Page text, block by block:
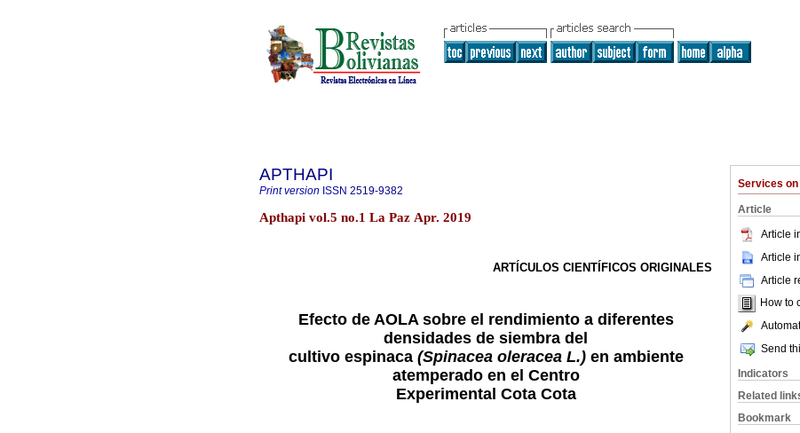
Services on
Article
Article
Article
Article
How to
Send
Indicators
Related
Bookmark
APTHAPI
Print version ISSN 2519-9382
Apthapi vol.5 no.1 La Paz Apr. 2019
ARTÍCULOS CIENTÍFICOS ORIGINALES
Efecto de AOLA sobre el rendimiento a diferentes
densidades de siembra del
cultivo espinaca (Spinacea oleracea L.) en ambiente
atemperado en el Centro
Experimental Cota Cota